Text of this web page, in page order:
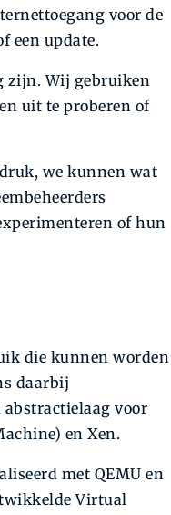
voor de
een update.
zijn. Wij gebruiken
uit te proberen of
we kunnen wat
of hun
die kunnen worden
daarbij
voor
en Xen.
met QEMU en
Virtual